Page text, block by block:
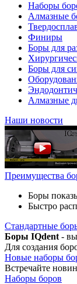
Наборы
Алмазные
Финиры
Боры для
Боры для
Алмазные
Наши новости
Преимущества
Боры
Быстро
Стандартные
Боры IQdent -
Для создания
Новые наборы
Встречайте
Наборы боров